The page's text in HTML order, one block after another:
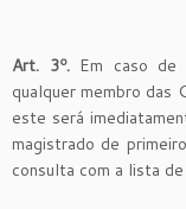
Art. 3º.Em caso de
qualquer membro das
este será
magistrado de
consulta com a lista